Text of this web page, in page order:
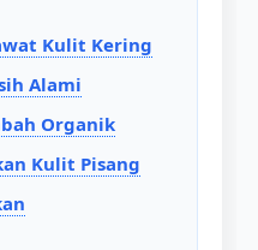
Kulit Kering
Alami
Organik
Kulit Pisang